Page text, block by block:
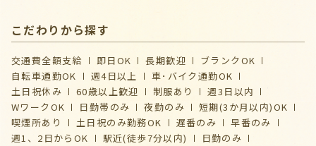
こだわりから探す
交通費全額支給 即日OK 長期歓迎
ブランクOK
自転車通勤OK
週4日以上
車･バイク通勤OK
土日祝休み
60歳以上歓迎 制服あり
週3日以内
WワークOK
日勤帯のみ 夜勤のみ
短期(3か月以内)OK
喫煙所あり
土日祝のみ勤務OK 遅番のみ
早番のみ
週1、2日からOK
駅近(徒歩7分以内)
日勤のみ